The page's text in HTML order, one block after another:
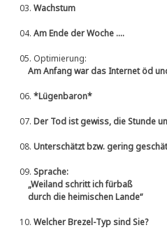
03.Wachstum
04.Am Ende der Woche ....
05. Optimierung:
Am Anfang war das Internet öd
06.*Lügenbaron*
07.Der Tod ist gewiss, die Stunde
08.Unterschätzt bzw. gering
09.Sprache:
„Weiland schritt ich fürbaß
durch die heimischen Lande“
10.Welcher Brezel-Typ sind Sie?